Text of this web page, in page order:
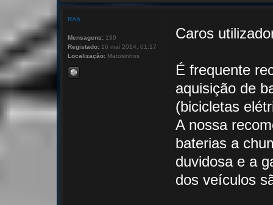
Caros
É frequente
aquisição de
(bicicletas
A nossa
baterias a
duvidosa e a
dos veículos
RAA
Mensagens: 199
Registado: 16 mai 2014, 01:17
Localização: Matosinhos